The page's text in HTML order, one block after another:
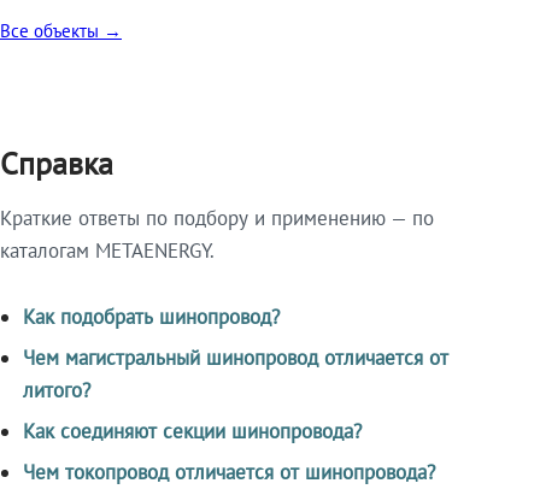
Все объекты →
Справка
Краткие ответы по подбору и применению — по
каталогам METAENERGY.
Как подобрать шинопровод?
Чем магистральный шинопровод отличается от
литого?
Как соединяют секции шинопровода?
Чем токопровод отличается от шинопровода?